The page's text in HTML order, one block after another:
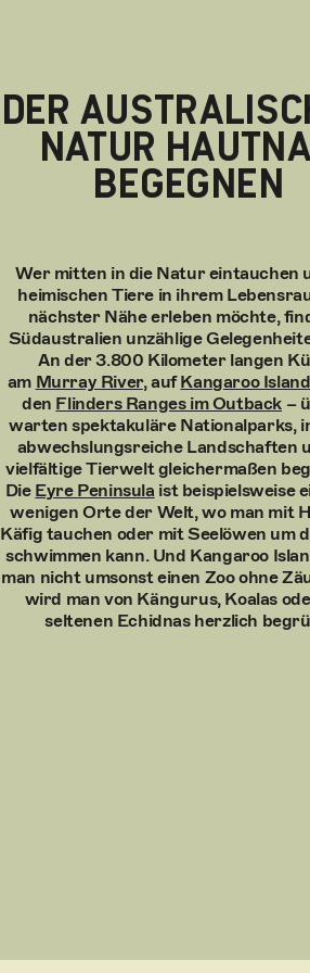
DER
NATUR
BEGEGNEN
Wer mitten in die Natur eintauchen
heimischen Tiere in ihrem
nächster Nähe erleben möchte,
Südaustralien unzählige
An der 3.800 Kilometer langen
am Murray River, aufKangaroo Island
den Flinders Ranges im Outback –
warten spektakuläre Nationalparks,
abwechslungsreiche Landschaften
vielfältige Tierwelt gleichermaßen
Die Eyre Peninsulaist beispielsweise
wenigen Orte der Welt, wo man mit
Käfig tauchen oder mit Seelöwen um
schwimmen kann. Und Kangaroo
man nicht umsonst einen Zoo ohne
wird man von Kängurus, Koalas
seltenen Echidnas herzlich